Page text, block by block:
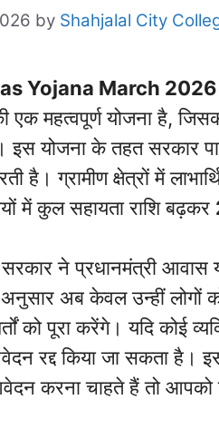
by Shahjalal City
Yojana March
एक महत्वपूर्ण योजना है,
इस योजना के तहत सरकार
है। ग्रामीण क्षेत्रों में
में कुल सहायता राशि बढ़कर
सरकार ने प्रधानमंत्री
अब केवल उन्हीं लोगों
को पूरा करेंगे। यदि कोई
रद्द किया जा सकता है।
करना चाहते हैं तो आपको